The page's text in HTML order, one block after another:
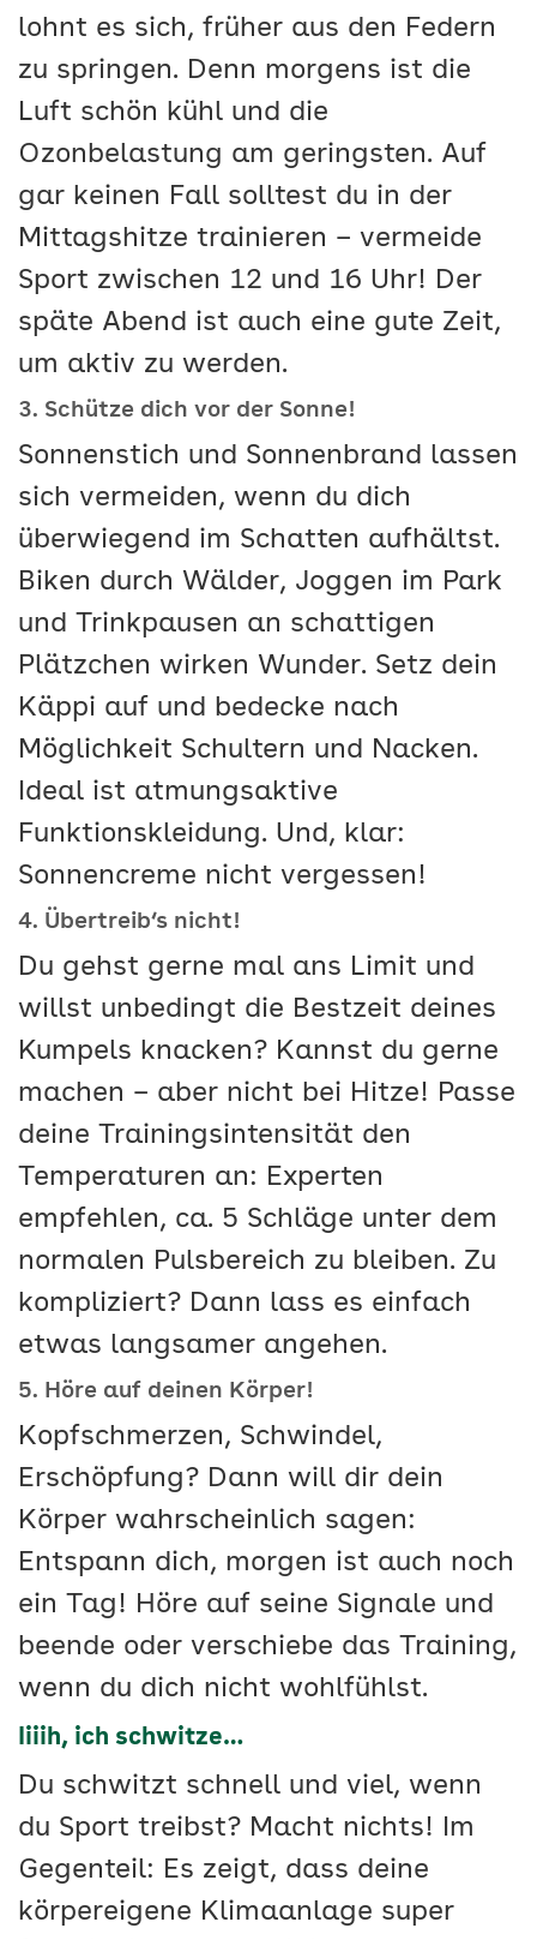
lohnt es sich, früher aus den Federn
zu springen. Denn morgens ist die
Luft schön kühl und die
Ozonbelastung am geringsten. Auf
gar keinen Fall solltest du in der
Mittagshitze trainieren – vermeide
Sport zwischen 12 und 16 Uhr! Der
späte Abend ist auch eine gute Zeit,
um aktiv zu werden.
3. Schütze dich vor der Sonne!
Sonnenstich und Sonnenbrand lassen
sich vermeiden, wenn du dich
überwiegend im Schatten aufhältst.
Biken durch Wälder, Joggen im Park
und Trinkpausen an schattigen
Plätzchen wirken Wunder. Setz dein
Käppi auf und bedecke nach
Möglichkeit Schultern und Nacken.
Ideal ist atmungsaktive
Funktionskleidung. Und, klar:
Sonnencreme nicht vergessen!
4. Übertreib‘s nicht!
Du gehst gerne mal ans Limit und
willst unbedingt die Bestzeit deines
Kumpels knacken? Kannst du gerne
machen – aber nicht bei Hitze! Passe
deine Trainingsintensität den
Temperaturen an: Experten
empfehlen, ca. 5 Schläge unter dem
normalen Pulsbereich zu bleiben. Zu
kompliziert? Dann lass es einfach
etwas langsamer angehen.
5. Höre auf deinen Körper!
Kopfschmerzen, Schwindel,
Erschöpfung? Dann will dir dein
Körper wahrscheinlich sagen:
Entspann dich, morgen ist auch noch
ein Tag! Höre auf seine Signale und
beende oder verschiebe das Training,
wenn du dich nicht wohlfühlst.
Iiiih, ich schwitze…
Du schwitzt schnell und viel, wenn
du Sport treibst? Macht nichts! Im
Gegenteil: Es zeigt, dass deine
körpereigene Klimaanlage super